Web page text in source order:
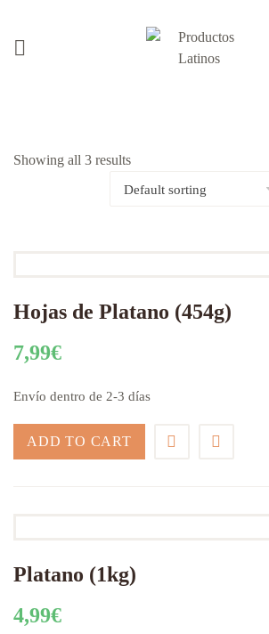
Showing all 3 results
Hojas de Platano (454g)
7,99€
Envío dentro de 2-3 días
ADD TO CART
Platano (1kg)
4,99€